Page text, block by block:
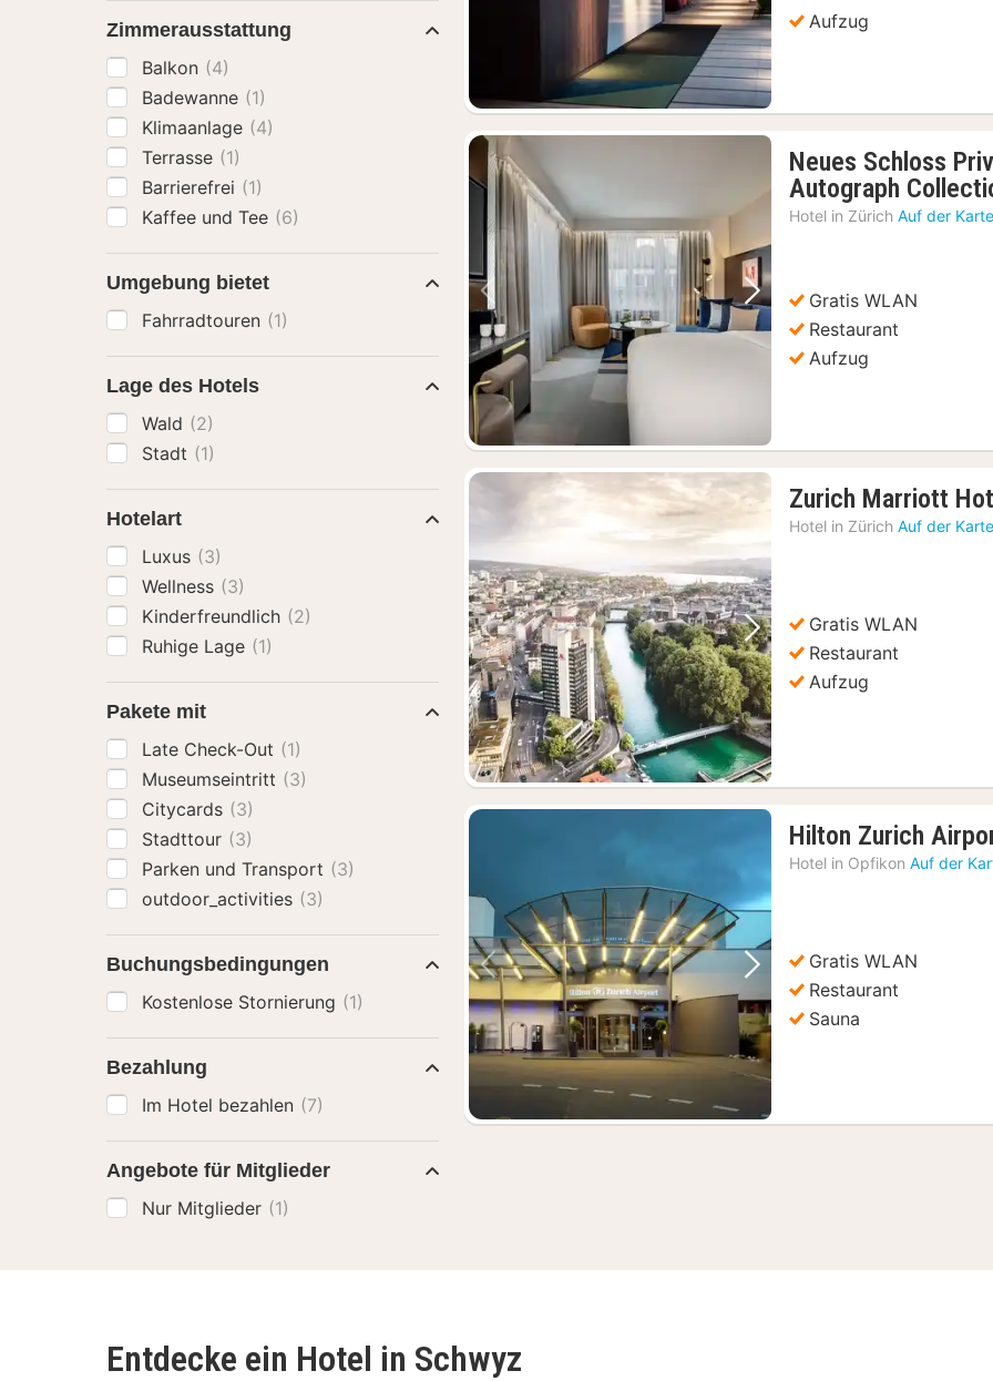
Aufzug
Vorheriges Bild Nächstes Bild
Neues Schloss
Autograph
Hotel in Zürich Auf der
Gratis WLAN
Restaurant
Aufzug
Vorheriges Bild Nächstes Bild
Zurich Marriott
Hotel in Zürich Auf der
Gratis WLAN
Restaurant
Aufzug
Vorheriges Bild Nächstes Bild
Hilton Zurich
Hotel in Opfikon Auf der
Gratis WLAN
Restaurant
Sauna
Zimmerausstattung
Balkon (4)
Badewanne (1)
Klimaanlage (4)
Terrasse (1)
Barrierefrei (1)
Kaffee und Tee (6)
Umgebung bietet
Fahrradtouren (1)
Lage des Hotels
Wald (2)
Stadt (1)
Hotelart
Luxus (3)
Wellness (3)
Kinderfreundlich (2)
Ruhige Lage (1)
Pakete mit
Late Check-Out (1)
Museumseintritt (3)
Citycards (3)
Stadttour (3)
Parken und Transport (3)
outdoor_activities (3)
Buchungsbedingungen
Kostenlose Stornierung (1)
Bezahlung
Im Hotel bezahlen (7)
Angebote für Mitglieder
Nur Mitglieder (1)
Entdecke ein Hotel in Schwyz